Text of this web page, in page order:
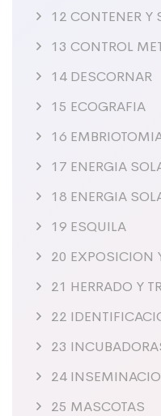
12 CONTENER Y
13 CONTROL
14 DESCORNAR
15 ECOGRAFIA
16
17 ENERGIA
18 ENERGIA
19 ESQUILA
20 EXPOSICION
21 HERRADO Y
22
23
24
25 MASCOTAS